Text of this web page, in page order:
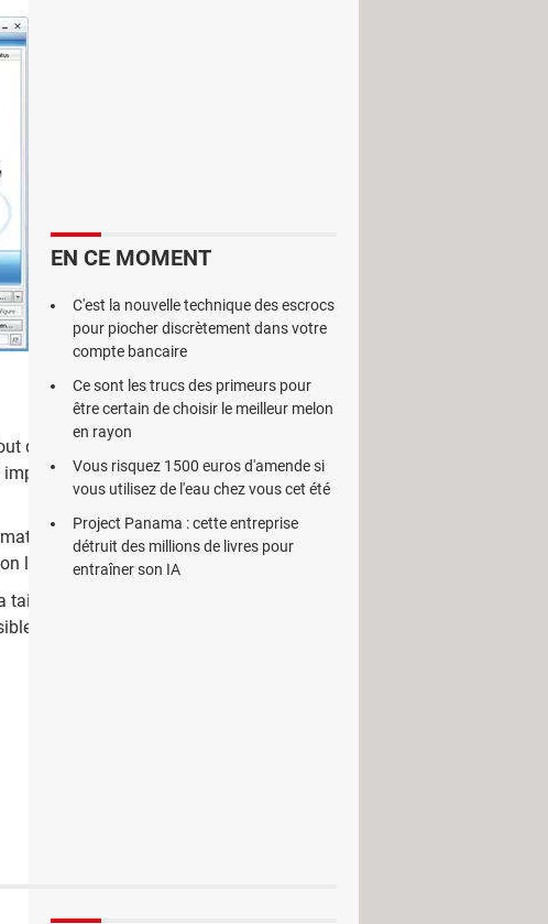
de fichiers passe par un navigateur qui
une seule vidéo ou plusieurs
pris en charge par les téléphones
le classement sur la file d'attente.
d'affichage de la donnée numérique
de définir un format particulier selon le
EN CE MOMENT
C'est la nouvelle technique des escrocs
pour piocher discrètement dans votre
compte bancaire
Ce sont les trucs des primeurs pour
être certain de choisir le meilleur melon
en rayon
Vous risquez 1500 euros d'amende si
vous utilisez de l'eau chez vous cet été
Project Panama : cette entreprise
détruit des millions de livres pour
entraîner son IA